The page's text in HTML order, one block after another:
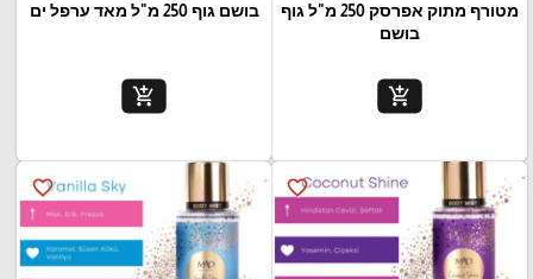
מטורף מתוק אפרסק 250 מ"ל גוף
בושם
add_shopping_cart
בושם גוף 250 מ"ל מאד ערפל ים
add_shopping_cart
favorite_border
favorite_border